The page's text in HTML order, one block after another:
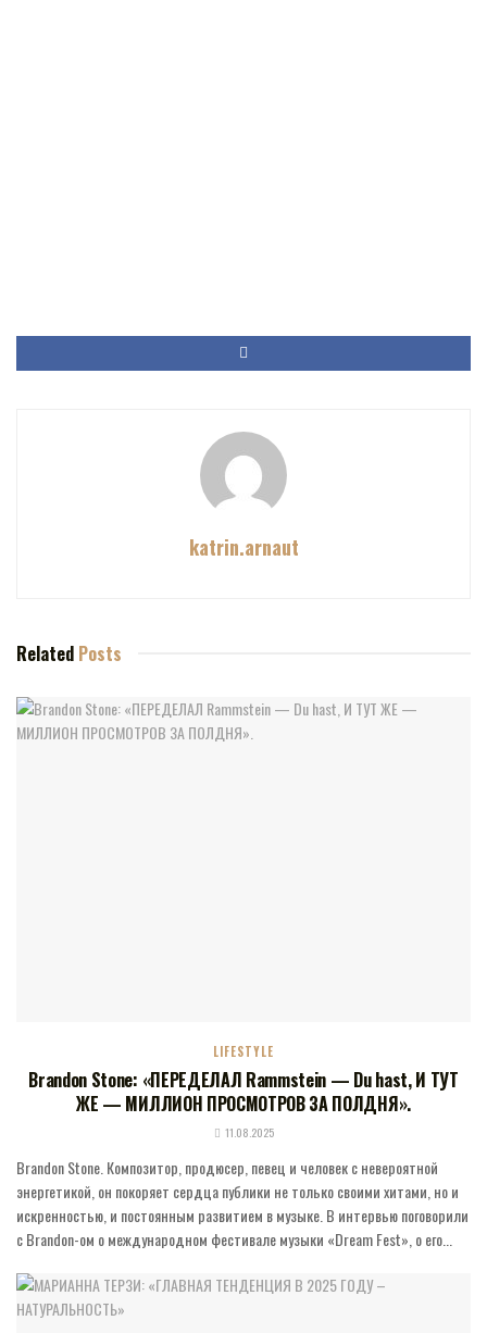
katrin.arnaut
Related Posts
LIFESTYLE
Brandon Stone: «ПЕРЕДЕЛАЛ Rammstein — Du hast, И ТУТ
ЖЕ — МИЛЛИОН ПРОСМОТРОВ ЗА ПОЛДНЯ».
11.08.2025
Brandon Stone. Композитор, продюсер, певец и человек с невероятной
энергетикой, он покоряет сердца публики не только своими хитами, но и
искренностью, и постоянным развитием в музыке. В интервью поговорили
с Brandon-ом о международном фестивале музыки «Dream Fest», о его...